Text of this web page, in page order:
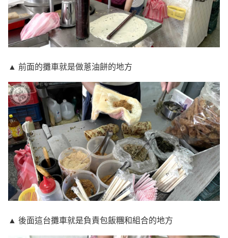
▲ 前面的攤車就是做蔥油餅的地方
▲ 後面這台攤車就是負責包飯糰和組合的地方